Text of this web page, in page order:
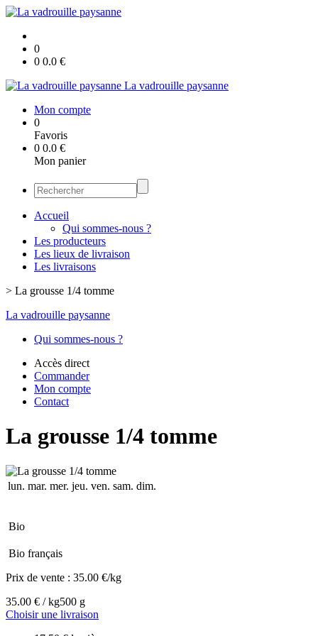
0
0 0.0 €
La vadrouille paysanne
Mon compte
0
Favoris
0 0.0 €
Mon panier
Accueil
Qui sommes-nous ?
Les producteurs
Les lieux de livraison
Les livraisons
> La grousse 1/4 tomme
La vadrouille paysanne
Qui sommes-nous ?
Accès direct
Commander
Mon compte
Contact
La grousse 1/4 tomme
lun. mar. mer. jeu. ven. sam. dim.
Bio
Bio français
Prix de vente : 35.00 €/kg
35.00 € / kg500 g
Choisir une livraison